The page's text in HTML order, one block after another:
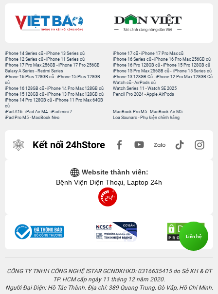
iPhone 14 Series cũ -iPhone 13 Series cũ
iPhone 12 Series cũ -iPhone 11 Series cũ
iPhone 17 Pro Max 256GB -iPhone 17 Pro 256GB
Galaxy A Series - Redmi Series
iPhone 17 cũ-iPhone 17 Pro Max cũ
iPhone 16 Series cũ- iPhone 16 Pro Max 256GB cũ
iPhone 16 Pro 128GB cũ-iPhone 15 Pro 128GB cũ
iPhone 15 Pro Max 256GB cũ- iPhone 15 Series cũ
iPhone 16 Plus 128GB cũ -iPhone 15 Plus 128GB
cũ
iPhone 16 128GB cũ -iPhone 14 Pro Max 128GB cũ
iPhone 15 128GB cũ -iPhone 13 Pro Max 128GB cũ
iPhone 14 Pro 128GB cũ -iPhone 11 Pro Max 64GB
cũ
iPhone 13 128GB Cũ-iPhone 12 Pro Max 128GB Cũ
Watch cũ-AirPods cũ
Watch Series 11 -Watch SE 2025
Pencil Pro 2024-Apple AirPods
iPad A16 -iPad Air M4 -iPad mini 7
iPad Pro M5 - MacBook Neo
MacBook Pro M5- MacBook Air M5
Loa Sounarc- Phụ kiện chính hãng
Kết nối 24hStore
Website thành viên:
Bệnh Viện Điện Thoại, Laptop 24h
CÔNG TY TNHH CÔNG NGHỆ ISTAR GCNDKHKD: 0316635415 do Sở KH & ĐT
TP. HCM cấp ngày 11 tháng 12 năm 2020.
Người Đại Diện: Hồ Tác Thành. Địa chỉ: 389 Quang Trung, Gò Vấp, Hồ Chí Minh.
Liên hệ